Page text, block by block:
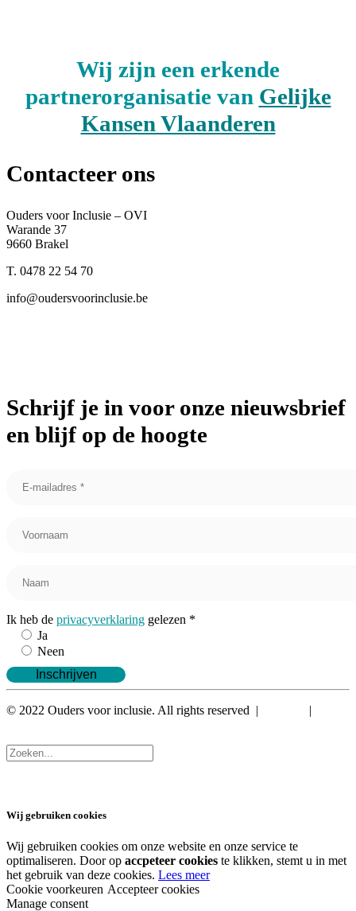
Wij zijn een erkende
partnerorganisatie van Gelijke
Kansen Vlaanderen
Contacteer ons
Ouders voor Inclusie – OVI
Warande 37
9660 Brakel
T. 0478 22 54 70
info@oudersvoorinclusie.be
Schrijf je in voor onze nieuwsbrief
en blijf op de hoogte
Ik heb de privacyverklaring gelezen *
Ja
Neen
© 2022 Ouders voor inclusie. All rights reserved |
|
Wij gebruiken cookies
Wij gebruiken cookies om onze website en onze service te
optimaliseren. Door op accpeteer cookies te klikken, stemt u in met
het gebruik van deze cookies. Lees meer
Cookie voorkeuren Accepteer cookies
Manage consent